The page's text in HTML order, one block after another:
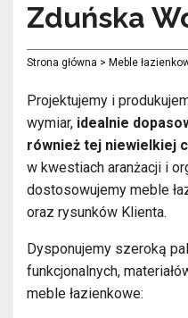
Zduńska
Strona główna > Meble
Projektujemy i
wymiar, idealnie
również tej niewielkiej
w kwestiach aranżacji i
dostosowujemy meble
oraz rysunków Klienta.
Dysponujemy szeroką
funkcjonalnych,
meble łazienkowe: